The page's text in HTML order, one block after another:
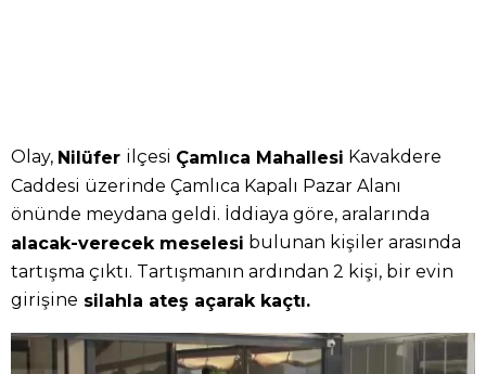
Olay, Nilüfer ilçesi Çamlıca Mahallesi Kavakdere
Caddesi üzerinde Çamlıca Kapalı Pazar Alanı
önünde meydana geldi. İddiaya göre, aralarında
alacak-verecek meselesi bulunan kişiler arasında
tartışma çıktı. Tartışmanın ardından 2 kişi, bir evin
girişine silahla ateş açarak kaçtı.